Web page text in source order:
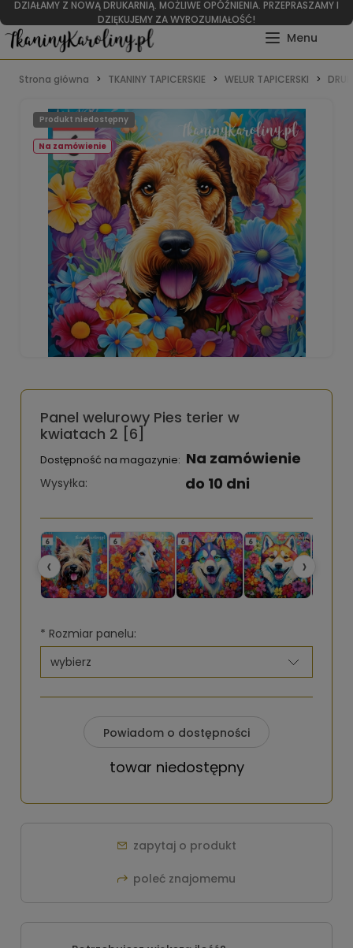
DZIAŁAMY Z NOWĄ DRUKARNIĄ. MOŻLIWE OPÓŹNIENIA. PRZEPRASZAMY I
DZIĘKUJEMY ZA WYROZUMIAŁOŚĆ!
Strona główna TKANINY TAPICERSKIE WELUR TAPICERSKI
Na zamówienie
Produkt niedostępny
Panel welurowy Pies terier w
kwiatach 2 [6]
Dostępność na magazynie: Na zamówienie
Wysyłka: do 10 dni
‹ ›
* Rozmiar panelu:
Powiadom o dostępności
towar niedostępny
zapytaj o produkt
poleć znajomemu